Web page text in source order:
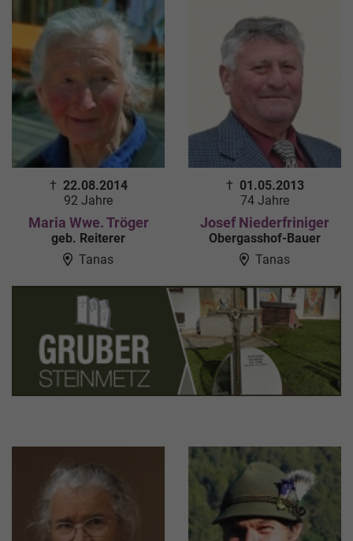
† 22.08.2014
92 Jahre
Maria Wwe. Tröger
geb. Reiterer
Tanas
† 01.05.2013
74 Jahre
Josef Niederfriniger
Obergasshof-Bauer
Tanas